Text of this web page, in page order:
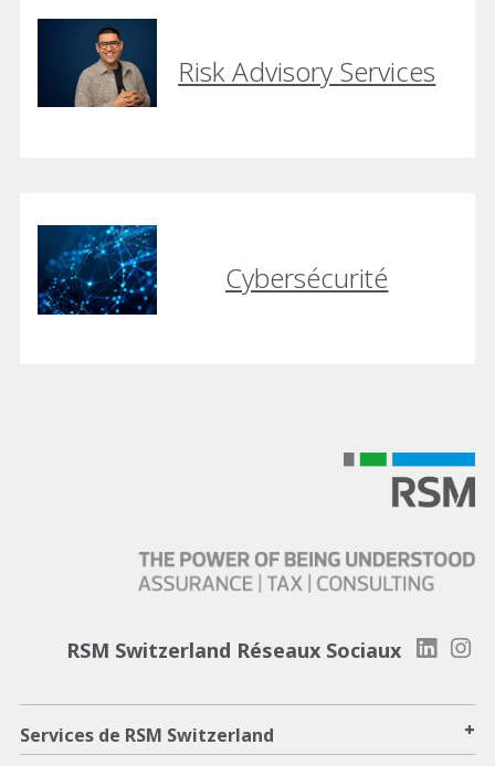
Risk Advisory Services
Cybersécurité
RSM Switzerland Réseaux Sociaux
Services de RSM Switzerland +